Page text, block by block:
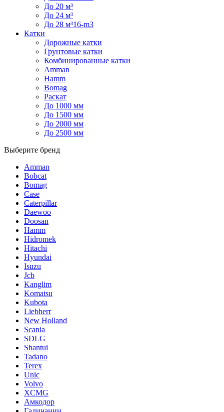
До 20 м³
До 24 м³
До 28 м³16-m3
Катки
Дорожные катки
Грунтовые катки
Комбинированные катки
Amman
Hamm
Bomag
Раскат
До 1000 мм
До 1500 мм
До 2000 мм
До 2500 мм
Выберите бренд
Amman
Bobcat
Bomag
Case
Caterpillar
Daewoo
Doosan
Hamm
Hidromek
Hitachi
Hyundai
Isuzu
Jcb
Kanglim
Komatsu
Kubota
Liebherr
New Holland
Scania
SDLG
Shantui
Tadano
Terex
Unic
Volvo
XCMG
Амкодор